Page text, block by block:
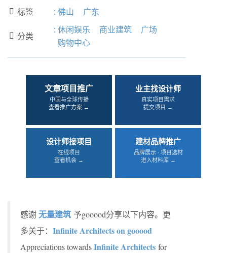
 标签 : 佛山 广东
 分类
: 休闲娱乐 商业建筑
广场
购物中心
文章项目推广
中国与全球传播
查看推广方案 →
业主找设计师
真实项目需求
提交项目 →
设计师接项目
在线项目
查看机会 →
建材品牌推广
品牌展示 · 项目选材
进入材料库 →
感谢无量建筑 予gooood分享以下内容。更
多关于： Infinite Architects on gooood
Appreciations towardsInfinite Architects for